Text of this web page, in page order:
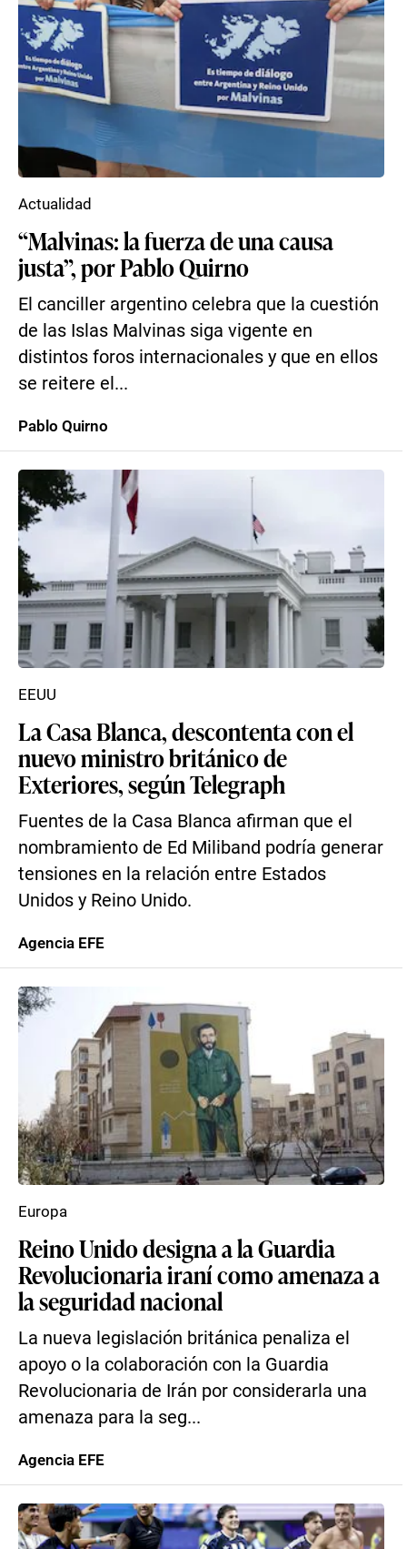
“Malvinas: la fuerza de una causa
justa”, por Pablo Quirno
El canciller argentino celebra que la cuestión
de las Islas Malvinas siga vigente en
distintos foros internacionales y que en ellos
se reitere el...
Actualidad
Pablo Quirno
La Casa Blanca, descontenta con el
nuevo ministro británico de
Exteriores, según Telegraph
Fuentes de la Casa Blanca afirman que el
nombramiento de Ed Miliband podría generar
tensiones en la relación entre Estados
Unidos y Reino Unido.
EEUU
Agencia EFE
Reino Unido designa a la Guardia
Revolucionaria iraní como amenaza a
la seguridad nacional
La nueva legislación británica penaliza el
apoyo o la colaboración con la Guardia
Revolucionaria de Irán por considerarla una
amenaza para la seg...
Europa
Agencia EFE